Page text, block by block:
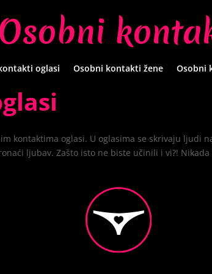
oglasi Osobni kontakti žene Osobni
kontaktima oglasi. U oglasima se skrivaju ljudi
ljubav. Zašto isto ne biste učinili i vi?! Nikada